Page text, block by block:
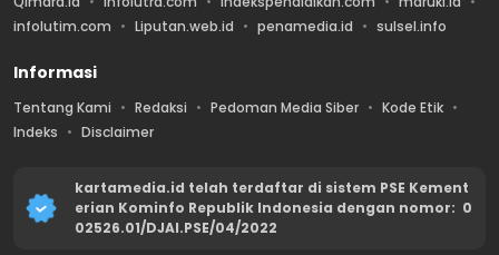
infolutim.com
Liputan.web.id penamedia.id sulsel.info
Informasi
Tentang Kami Redaksi Pedoman Media Siber
Kode Etik
Indeks
Disclaimer
kartamedia.id telah terdaftar di sistem PSE Kement
erian Kominfo Republik Indonesia dengan nomor: 0
02526.01/DJAI.PSE/04/2022